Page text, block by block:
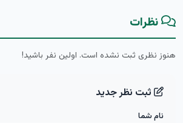
نظرات
هنوز نظری ثبت نشده است. اولین نفر باشید!
ثبت نظر جدید
نام شما